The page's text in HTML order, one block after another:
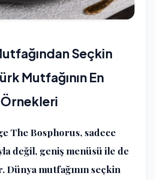
Seçkin
Mutfağının En
The Bosphorus, sadece
değil, geniş menüsü ile de
Dünya mutfağının seçkin